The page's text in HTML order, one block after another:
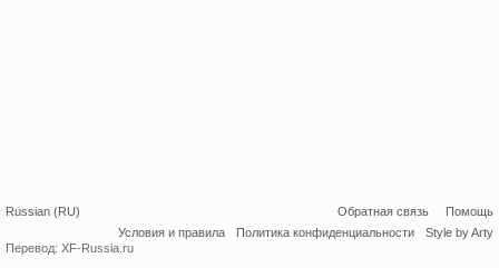
Russian (RU) Обратная связь
Помощь
Условия и правила
Политика конфиденциальности
Style by Arty
Перевод: XF-Russia.ru